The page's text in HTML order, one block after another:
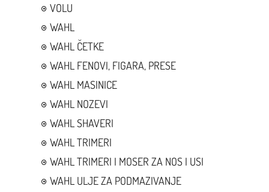
VOLU
WAHL
WAHL ČETKE
WAHL FENOVI, FIGARA, PRESE
WAHL MASINICE
WAHL NOZEVI
WAHL SHAVERI
WAHL TRIMERI
WAHL TRIMERI I MOSER ZA NOS I USI
WAHL ULJE ZA PODMAZIVANJE